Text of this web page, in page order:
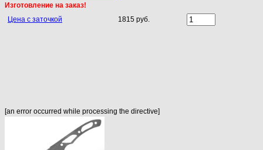
Изготовление на заказ!
Цена с заточкой
1815 руб.
[an error occurred while processing the directive]